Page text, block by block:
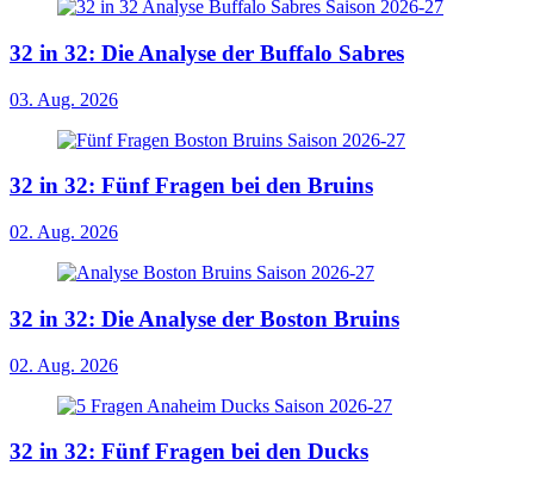
32 in 32: Die Analyse der Buffalo Sabres
03. Aug. 2026
32 in 32: Fünf Fragen bei den Bruins
02. Aug. 2026
32 in 32: Die Analyse der Boston Bruins
02. Aug. 2026
32 in 32: Fünf Fragen bei den Ducks